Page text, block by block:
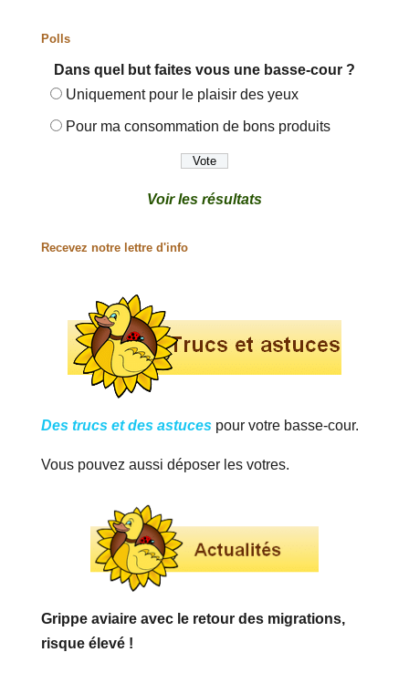
Polls
Dans quel but faites vous une basse-cour ?
Uniquement pour le plaisir des yeux
Pour ma consommation de bons produits
Voir les résultats
Recevez notre lettre d'info
Des trucs et des astucespour votre basse-cour.
Vous pouvez aussi déposer les votres.
Grippe aviaire avec le retour des migrations,
risque élevé !